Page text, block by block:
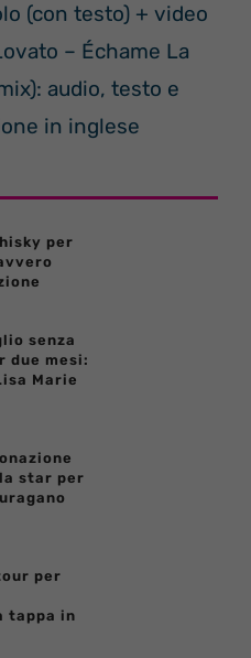
(con testo) + video
– Échame La
audio, testo e
in inglese
per
senza
due mesi:
Marie
star per
per
tappa in